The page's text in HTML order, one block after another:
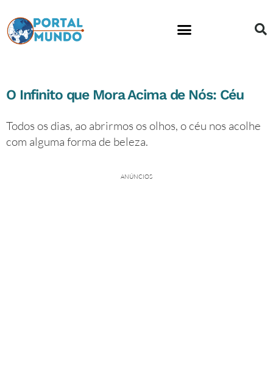
O Infinito que Mora Acima de Nós: Céu
Todos os dias, ao abrirmos os olhos, o céu nos acolhe
com alguma forma de beleza.
ANÚNCIOS